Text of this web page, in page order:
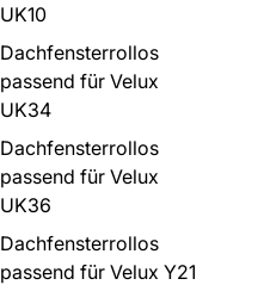
UK10
Dachfensterrollos
passend für Velux
UK34
Dachfensterrollos
passend für Velux
UK36
Dachfensterrollos
passend für Velux Y21